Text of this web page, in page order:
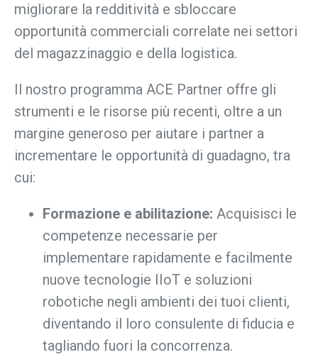
migliorare la redditività e sbloccare
opportunità commerciali correlate nei settori
del magazzinaggio e della logistica.
Il nostro programma ACE Partner offre gli
strumenti e le risorse più recenti, oltre a un
margine generoso per aiutare i partner a
incrementare le opportunità di guadagno, tra
cui:
Formazione e abilitazione: Acquisisci le
competenze necessarie per
implementare rapidamente e facilmente
nuove tecnologie IIoT e soluzioni
robotiche negli ambienti dei tuoi clienti,
diventando il loro consulente di fiducia e
tagliando fuori la concorrenza.